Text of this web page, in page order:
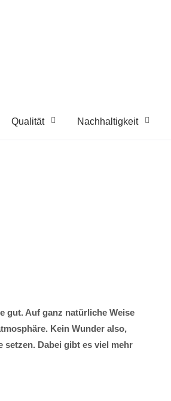
Qualität Nachhaltigkeit
gut. Auf ganz natürliche Weise
Kein Wunder also,
setzen. Dabei gibt es viel mehr